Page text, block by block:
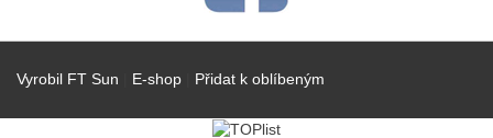
Vyrobil FT Sun E-shop Přidat k oblíbeným